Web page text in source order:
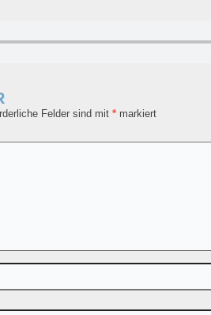
Felder sind mit * markiert